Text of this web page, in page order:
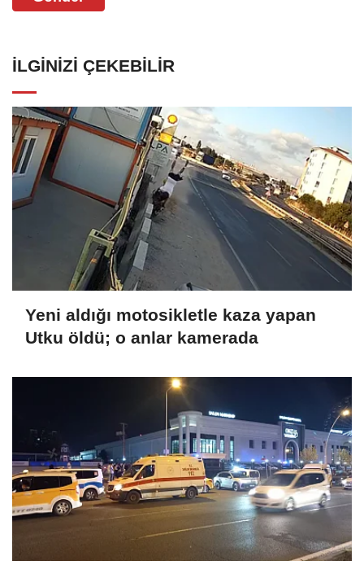
İLGINIZI ÇEKEBILIR
Yeni aldığı motosikletle kaza yapan
Utku öldü; o anlar kamerada